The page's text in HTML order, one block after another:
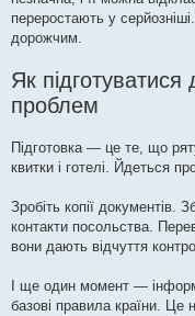
переростають у
дорожчим.
Як
проблем
Підготовка — це те, що
квитки і готелі. Йдеться
Зробіть копії документів.
контакти посольства.
вони дають відчуття
І ще один момент —
базові правила країни. Це